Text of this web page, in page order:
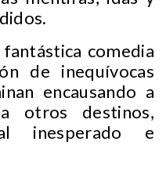
comedia
de inequívocas
encausando a
otros destinos,
inesperado e